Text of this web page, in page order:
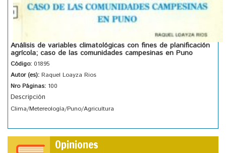
Análisis de variables climatológicas con fines de planificación
agrícola; caso de las comunidades campesinas en Puno
Código: 01895
Autor (es): Raquel Loayza Rios
Nro Páginas: 100
Descripción
Clima/Metereología/Puno/Agricultura
Opiniones